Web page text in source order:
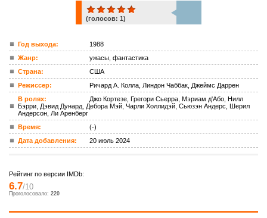
ком.
(голосов: 1)
Год выхода:
1988
Жанр:
ужасы, фантастика
Страна:
США
Режиссер:
Ричард А. Колла, Линдон Чаббак, Джеймс Даррен
В ролях:
Джо Кортезе, Грегори Сьерра, Мэриам д'Або, Нилл
Бэрри, Дэвид Дунард, Дебора Мэй, Чарли Холлидэй, Сьюзэн Андерс, Шерил
Андерсон, Ли Аренберг
Время:
(-)
Дата добавления:
20 июль 2024
Рейтинг по версии IMDb:
6.7/10
Проголосовало: 220